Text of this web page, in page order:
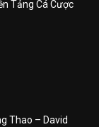
Tảng Cá Cược
Thao – David